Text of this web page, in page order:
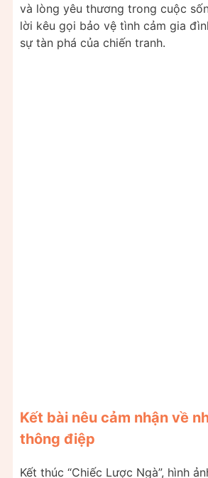
và lòng yêu thương trong cuộc
lời kêu gọi bảo vệ tình cảm gia
sự tàn phá của chiến tranh.
Kết bài nêu cảm nhận về
thông điệp
Kết thúc “Chiếc Lược Ngà”, hình